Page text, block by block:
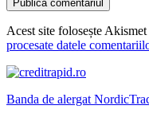
Acest site folosește
procesate datele
Banda de alergat